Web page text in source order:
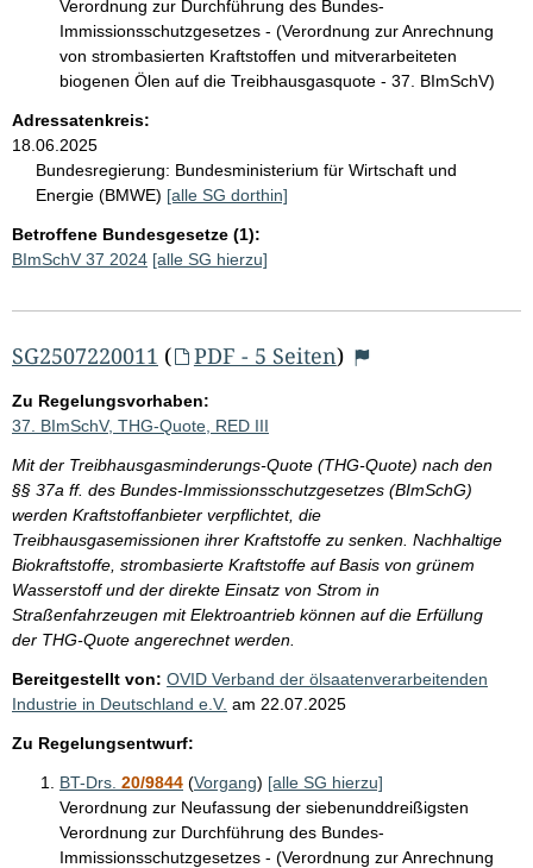
Verordnung zur Durchführung des Bundes-
Immissionsschutzgesetzes - (Verordnung zur Anrechnung
von strombasierten Kraftstoffen und mitverarbeiteten
biogenen Ölen auf die Treibhausgasquote - 37. BImSchV)
Adressatenkreis:
18.06.2025
Bundesregierung: Bundesministerium für Wirtschaft und
Energie (BMWE) [alle SG dorthin]
Betroffene Bundesgesetze (1):
BImSchV 37 2024 [alle SG hierzu]
SG2507220011 ( PDF - 5 Seiten)
Zu Regelungsvorhaben:
37. BImSchV, THG-Quote, RED III
Mit der Treibhausgasminderungs-Quote (THG-Quote) nach den
§§ 37a ff. des Bundes-Immissionsschutzgesetzes (BImSchG)
werden Kraftstoffanbieter verpflichtet, die
Treibhausgasemissionen ihrer Kraftstoffe zu senken. Nachhaltige
Biokraftstoffe, strombasierte Kraftstoffe auf Basis von grünem
Wasserstoff und der direkte Einsatz von Strom in
Straßenfahrzeugen mit Elektroantrieb können auf die Erfüllung
der THG-Quote angerechnet werden.
Bereitgestellt von: OVID Verband der ölsaatenverarbeitenden
Industrie in Deutschland e.V. am 22.07.2025
Zu Regelungsentwurf:
BT-Drs. 20/9844 (Vorgang) [alle SG hierzu]
Verordnung zur Neufassung der siebenunddreißigsten
Verordnung zur Durchführung des Bundes-
Immissionsschutzgesetzes - (Verordnung zur Anrechnung